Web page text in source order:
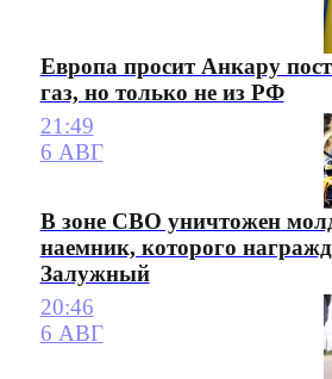
Европа просит Анкару
газ, но только не из РФ
21:49
6 АВГ
В зоне СВО уничтожен
наемник, которого
Залужный
20:46
6 АВГ